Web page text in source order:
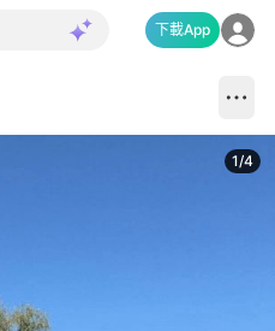
下載App
1/4